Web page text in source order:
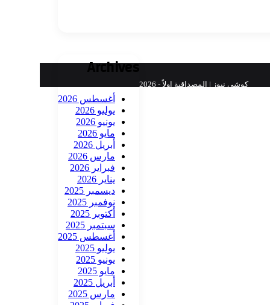
Archives
أغسطس 2026
يوليو 2026
يونيو 2026
مايو 2026
أبريل 2026
مارس 2026
فبراير 2026
يناير 2026
ديسمبر 2025
نوفمبر 2025
أكتوبر 2025
سبتمبر 2025
أغسطس 2025
يوليو 2025
يونيو 2025
مايو 2025
أبريل 2025
مارس 2025
كوشي نيوز | المصداقية اولاً - 2026